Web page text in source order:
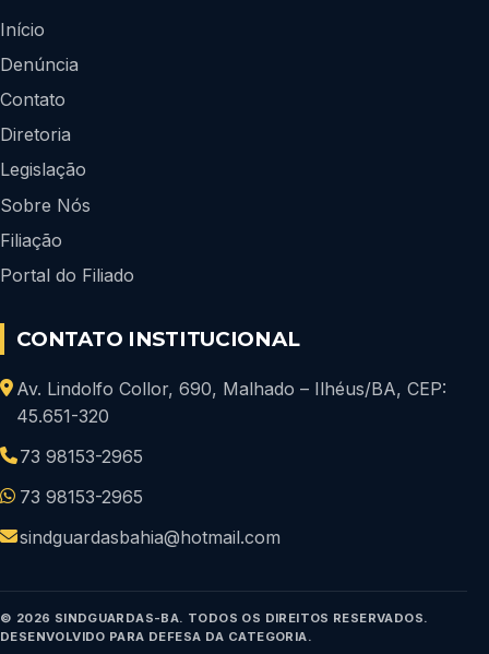
Início
Denúncia
Contato
Diretoria
Legislação
Sobre Nós
Filiação
Portal do Filiado
CONTATO INSTITUCIONAL
Av. Lindolfo Collor, 690, Malhado – Ilhéus/BA, CEP:
45.651-320
73 98153-2965
73 98153-2965
sindguardasbahia@hotmail.com
© 2026 SINDGUARDAS-BA. TODOS OS DIREITOS RESERVADOS.
DESENVOLVIDO PARA DEFESA DA CATEGORIA.